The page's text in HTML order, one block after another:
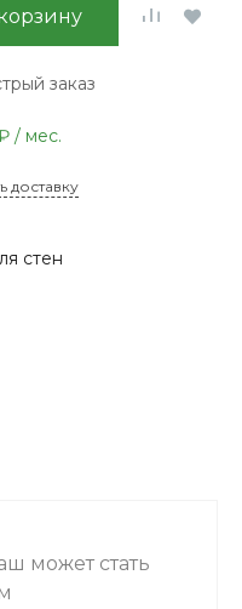
заказ
/ мес.
доставку
стен
может стать